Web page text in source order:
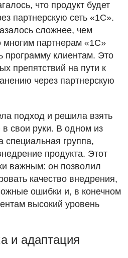
что продукт будет
партнерскую сеть «1С».
сложнее, чем
многим партнерам «1С»
программу клиентам. Это
препятствий на пути к
через партнерскую
подход и решила взять
свои руки. В одном из
специальная группа,
продукта. Этот
важным: он позволил
качество внедрения,
ошибки и, в конечном
высокий уровень
и адаптация